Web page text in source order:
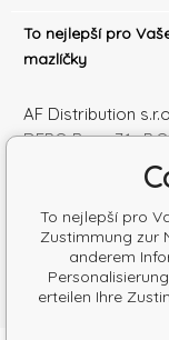
To nejlepší pro
mazlíčky
AF Distribution
DEPO Brno 71 ,
Česká republika
Handelsregister
Steuernum.:
To nejlepší pro
Zustimmung zur
anderem
erteilen Ihre